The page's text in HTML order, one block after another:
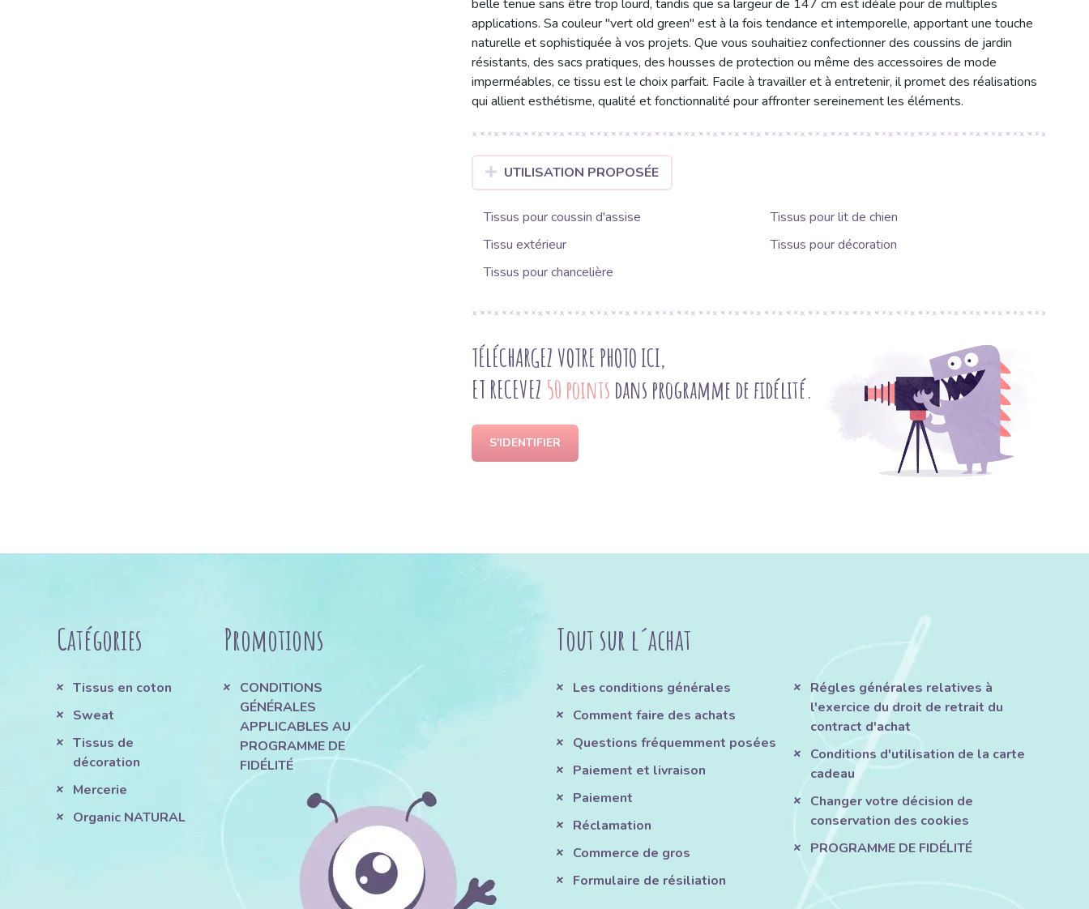
belle tenue sans être trop lourd, tandis que sa largeur de 147 cm est idéale pour de multiples
applications. Sa couleur "vert old green" est à la fois tendance et intemporelle, apportant une touche
naturelle et sophistiquée à vos projets. Que vous souhaitiez confectionner des coussins de jardin
résistants, des sacs pratiques, des housses de protection ou même des accessoires de mode
imperméables, ce tissu est le choix parfait. Facile à travailler et à entretenir, il promet des réalisations
qui allient esthétisme, qualité et fonctionnalité pour affronter sereinement les éléments.
UTILISATION PROPOSÉE
Tissus pour coussin d'assise
Tissus pour lit de chien
Tissu extérieur
Tissus pour décoration
Tissus pour chancelière
TÉLÉCHARGEZ VOTRE PHOTO ICI,
ET RECEVEZ 50 points dans programme de fidélité.
S'IDENTIFIER
Catégories
Tissus en coton
Sweat
Tissus de
décoration
Mercerie
Organic NATURAL
Promotions
CONDITIONS
GÉNÉRALES
APPLICABLES AU
PROGRAMME DE
FIDÉLITÉ
Tout sur l´achat
Les conditions générales
Comment faire des achats
Questions fréquemment posées
Paiement et livraison
Paiement
Réclamation
Commerce de gros
Formulaire de résiliation
Régles générales relatives à
l'exercice du droit de retrait du
contract d'achat
Conditions d'utilisation de la carte
cadeau
Changer votre décision de
conservation des cookies
PROGRAMME DE FIDÉLITÉ